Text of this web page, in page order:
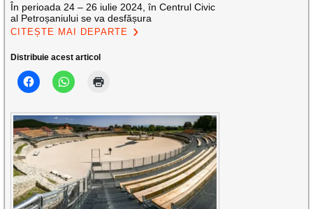
În perioada 24 – 26 iulie 2024, în Centrul Civic
al Petroșaniului se va desfășura
CITEȘTE MAI DEPARTE
Distribuie acest articol